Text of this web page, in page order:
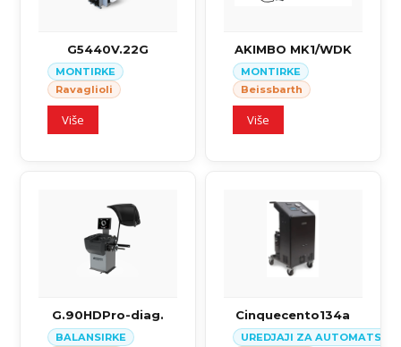
G5440V.22G
MONTIRKE
Ravaglioli
Više
AKIMBO MK1/WDK
MONTIRKE
Beissbarth
Više
G.90HDPro-diag.
BALANSIRKE
Cinquecento134a
UREDJAJI ZA AUTOMATSKI